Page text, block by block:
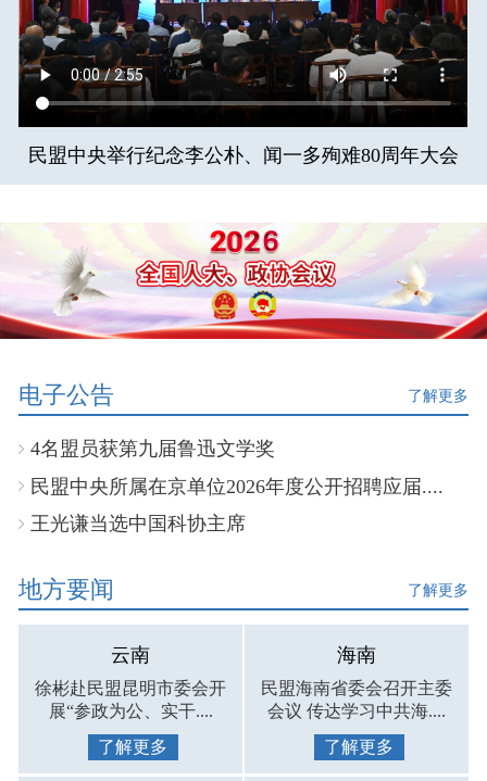
民盟中央举行纪念李公朴、闻一多殉难80周年大会
电子公告 了解更多
4名盟员获第九届鲁迅文学奖
民盟中央所属在京单位2026年度公开招聘应届....
王光谦当选中国科协主席
地方要闻 了解更多
云南
徐彬赴民盟昆明市委会开
展“参政为公、实干....
了解更多
海南
民盟海南省委会召开主委
会议 传达学习中共海....
了解更多